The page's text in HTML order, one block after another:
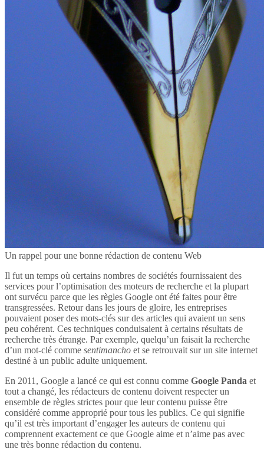
Un rappel pour une bonne rédaction de contenu Web
Il fut un temps où certains nombres de sociétés fournissaient des
services pour l’optimisation des moteurs de recherche et la plupart
ont survécu parce que les règles Google ont été faites pour être
transgressées. Retour dans les jours de gloire, les entreprises
pouvaient poser des mots-clés sur des articles qui avaient un sens
peu cohérent. Ces techniques conduisaient à certains résultats de
recherche très étrange. Par exemple, quelqu’un faisait la recherche
d’un mot-clé comme sentimancho et se retrouvait sur un site internet
destiné à un public adulte uniquement.
En 2011, Google a lancé ce qui est connu comme Google Panda et
tout a changé, les rédacteurs de contenu doivent respecter un
ensemble de règles strictes pour que leur contenu puisse être
considéré comme approprié pour tous les publics. Ce qui signifie
qu’il est très important d’engager les auteurs de contenu qui
comprennent exactement ce que Google aime et n’aime pas avec
une très bonne rédaction du contenu.